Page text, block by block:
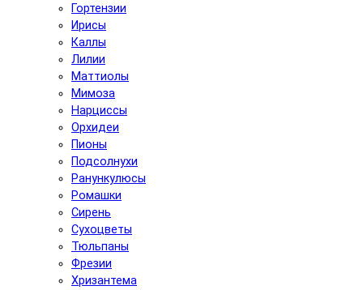
Гортензии
Ирисы
Каллы
Лилии
Маттиолы
Мимоза
Нарциссы
Орхидеи
Пионы
Подсолнухи
Ранункулюсы
Ромашки
Сирень
Сухоцветы
Тюльпаны
Фрезии
Хризантема